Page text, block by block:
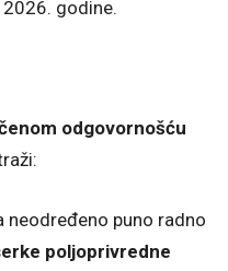
godine.
odgovornošću
neodređeno puno radno
poljoprivredne